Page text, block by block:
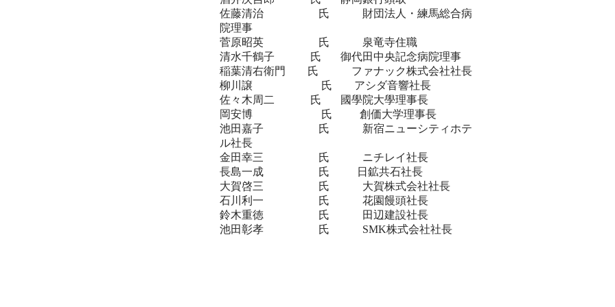
佐藤清治 氏 財団法人・練馬総合病
院理事
菅原昭英 氏 泉竜寺住職
清水千鶴子 氏 御代田中央記念病院理事
稲葉清右衛門 氏 ファナック株式会社社長
柳川譲 氏 アシダ音響社長
佐々木周二 氏 國學院大學理事長
岡安博 氏 創価大学理事長
池田嘉子 氏 新宿ニューシティホテ
ル社長
金田幸三 氏 ニチレイ社長
長島一成 氏 日鉱共石社長
大賀啓三 氏 大賀株式会社社長
石川利一 氏 花園饅頭社長
鈴木重徳 氏 田辺建設社長
池田彰孝 氏 SMK株式会社社長